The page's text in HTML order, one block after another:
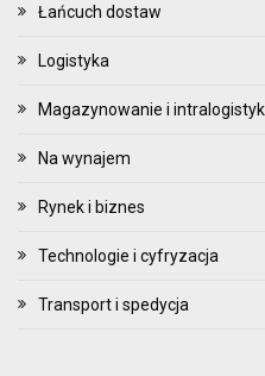
Łańcuch dostaw
Logistyka
Magazynowanie i
Na wynajem
Rynek i biznes
Technologie i cyfryzacja
Transport i spedycja